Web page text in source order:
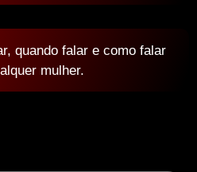
quando falar e como falar
mulher.